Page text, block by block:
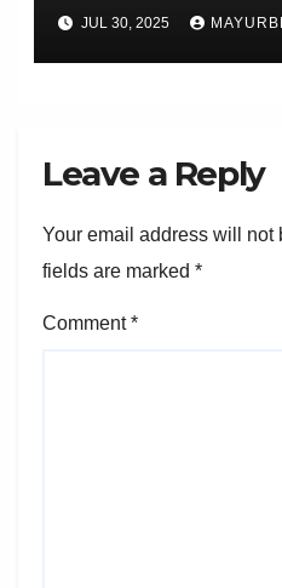
JUL 30, 2025
Leave a Reply
Your email address will not
fields are marked *
Comment*